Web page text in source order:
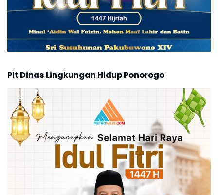
Plt Dinas Lingkungan Hidup Ponorogo